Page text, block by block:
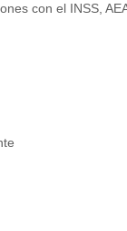
con el INSS,